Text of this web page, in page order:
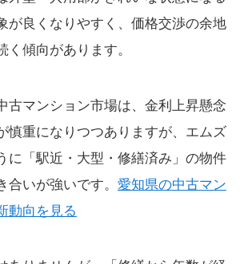
が良くなりやすく、価格交渉の余地
く傾向があります。
古マンション市場は、金利上昇懸念
慎重になりつつありますが、エムズ
に「駅近・大型・修繕済み」の物件
合いが強いです。 愛知県の中古マン
動向を見る